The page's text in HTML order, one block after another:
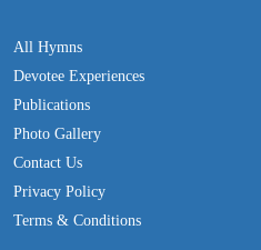
All Hymns
Devotee Experiences
Publications
Photo Gallery
Contact Us
Privacy Policy
Terms & Conditions